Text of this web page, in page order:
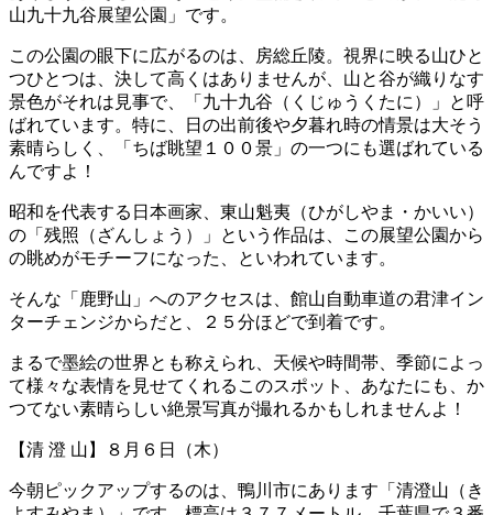
山九十九谷展望公園」です。
この公園の眼下に広がるのは、房総丘陵。視界に映る山ひと
つひとつは、決して高くはありませんが、山と谷が織りなす
景色がそれは見事で、「九十九谷（くじゅうくたに）」と呼
ばれています。特に、日の出前後や夕暮れ時の情景は大そう
素晴らしく、「ちば眺望１００景」の一つにも選ばれている
んですよ！
昭和を代表する日本画家、東山魁夷（ひがしやま・かいい）
の「残照（ざんしょう）」という作品は、この展望公園から
の眺めがモチーフになった、といわれています。
そんな「鹿野山」へのアクセスは、館山自動車道の君津イン
ターチェンジからだと、２５分ほどで到着です。
まるで墨絵の世界とも称えられ、天候や時間帯、季節によっ
て様々な表情を見せてくれるこのスポット、あなたにも、か
つてない素晴らしい絶景写真が撮れるかもしれませんよ！
【清 澄 山】８月６日（木）
今朝ピックアップするのは、鴨川市にあります「清澄山（き